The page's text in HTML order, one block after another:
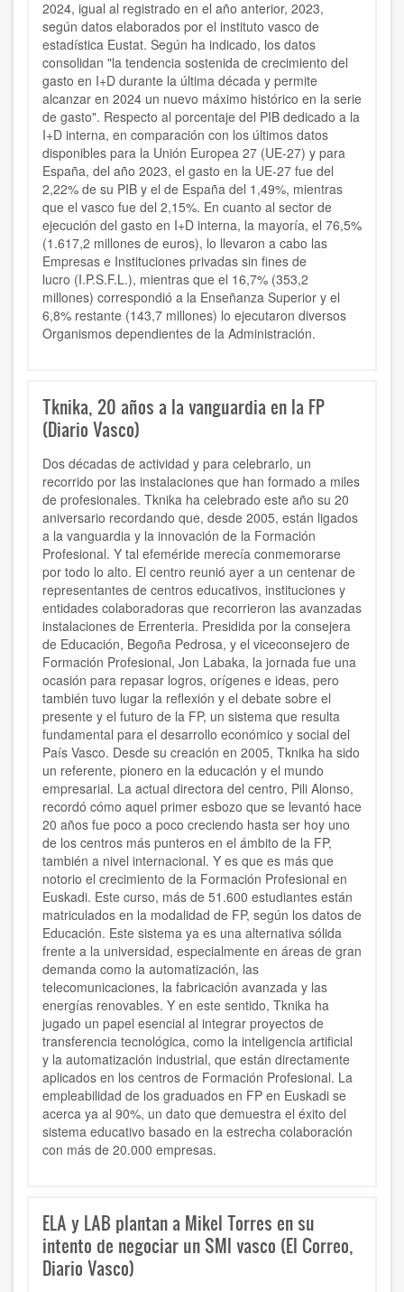
2024, igual al registrado en el año anterior, 2023,
según datos elaborados por el instituto vasco de
estadística Eustat. Según ha indicado, los datos
consolidan "la tendencia sostenida de crecimiento del
gasto en I+D durante la última década y permite
alcanzar en 2024 un nuevo máximo histórico en la serie
de gasto". Respecto al porcentaje del PIB dedicado a la
I+D interna, en comparación con los últimos datos
disponibles para la Unión Europea 27 (UE-27) y para
España, del año 2023, el gasto en la UE-27 fue del
2,22% de su PIB y el de España del 1,49%, mientras
que el vasco fue del 2,15%. En cuanto al sector de
ejecución del gasto en I+D interna, la mayoría, el 76,5%
(1.617,2 millones de euros), lo llevaron a cabo las
Empresas e Instituciones privadas sin fines de
lucro (I.P.S.F.L.), mientras que el 16,7% (353,2
millones) correspondió a la Enseñanza Superior y el
6,8% restante (143,7 millones) lo ejecutaron diversos
Organismos dependientes de la Administración.
Tknika, 20 años a la vanguardia en la FP
(Diario Vasco)
Dos décadas de actividad y para celebrarlo, un
recorrido por las instalaciones que han formado a miles
de profesionales. Tknika ha celebrado este año su 20
aniversario recordando que, desde 2005, están ligados
a la vanguardia y la innovación de la Formación
Profesional. Y tal efeméride merecía conmemorarse
por todo lo alto. El centro reunió ayer a un centenar de
representantes de centros educativos, instituciones y
entidades colaboradoras que recorrieron las avanzadas
instalaciones de Errenteria. Presidida por la consejera
de Educación, Begoña Pedrosa, y el viceconsejero de
Formación Profesional, Jon Labaka, la jornada fue una
ocasión para repasar logros, orígenes e ideas, pero
también tuvo lugar la reflexión y el debate sobre el
presente y el futuro de la FP, un sistema que resulta
fundamental para el desarrollo económico y social del
País Vasco. Desde su creación en 2005, Tknika ha sido
un referente, pionero en la educación y el mundo
empresarial. La actual directora del centro, Pili Alonso,
recordó cómo aquel primer esbozo que se levantó hace
20 años fue poco a poco creciendo hasta ser hoy uno
de los centros más punteros en el ámbito de la FP,
también a nivel internacional. Y es que es más que
notorio el crecimiento de la Formación Profesional en
Euskadi. Este curso, más de 51.600 estudiantes están
matriculados en la modalidad de FP, según los datos de
Educación. Este sistema ya es una alternativa sólida
frente a la universidad, especialmente en áreas de gran
demanda como la automatización, las
telecomunicaciones, la fabricación avanzada y las
energías renovables. Y en este sentido, Tknika ha
jugado un papel esencial al integrar proyectos de
transferencia tecnológica, como la inteligencia artificial
y la automatización industrial, que están directamente
aplicados en los centros de Formación Profesional. La
empleabilidad de los graduados en FP en Euskadi se
acerca ya al 90%, un dato que demuestra el éxito del
sistema educativo basado en la estrecha colaboración
con más de 20.000 empresas.
ELA y LAB plantan a Mikel Torres en su
intento de negociar un SMI vasco (El Correo,
Diario Vasco)